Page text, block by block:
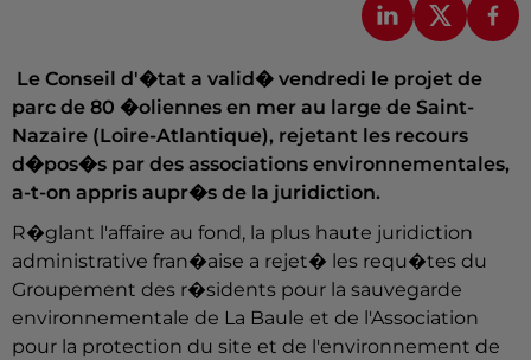
Le Conseil d'�tat a valid� vendredi le projet de
parc de 80 �oliennes en mer au large de Saint-
Nazaire (Loire-Atlantique), rejetant les recours
d�pos�s par des associations environnementales,
a-t-on appris aupr�s de la juridiction.
R�glant l'affaire au fond, la plus haute juridiction
administrative fran�aise a rejet� les requ�tes du
Groupement des r�sidents pour la sauvegarde
environnementale de La Baule et de l'Association
pour la protection du site et de l'environnement de